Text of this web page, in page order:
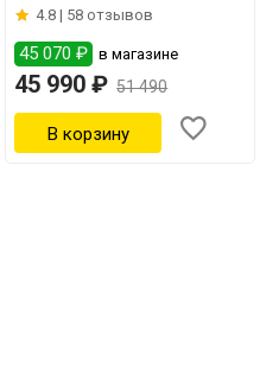
4.8 | 58 отзывов
45 070 ₽ в магазине
45 990 ₽ 51 490